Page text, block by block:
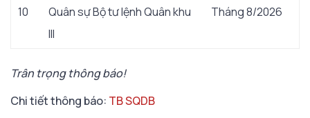
10
Quân sự Bộ tư lệnh Quân khu
III
Tháng 8/2026
Trân trọng thông báo!
Chi tiết thông báo: TB SQDB